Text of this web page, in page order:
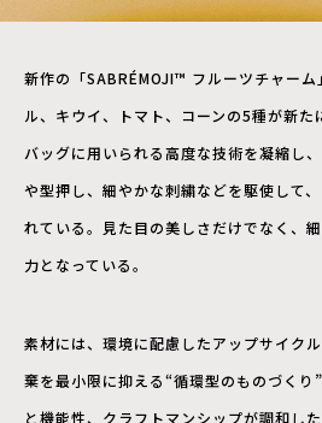
新作の「SABRÉMOJI™ フルーツチャー
ル、キウイ、トマト、コーンの5種が新た
バッグに用いられる高度な技術を凝縮し
や型押し、細やかな刺繍などを駆使して
れている。見た目の美しさだけでなく、
力となっている。
素材には、環境に配慮したアップサイク
棄を最小限に抑える“循環型のものづくり
と機能性、クラフトマンシップが調和し